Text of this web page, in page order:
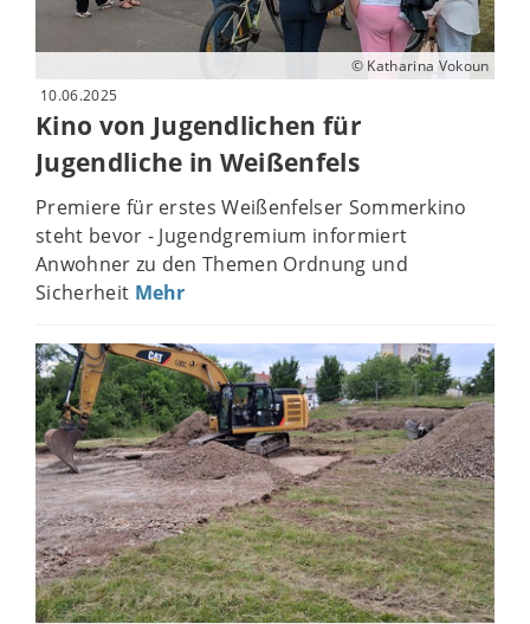
© Katharina Vokoun
10.06.2025
Kino von Jugendlichen für
Jugendliche in Weißenfels
Premiere für erstes Weißenfelser Sommerkino
steht bevor - Jugendgremium informiert
Anwohner zu den Themen Ordnung und
Sicherheit Mehr